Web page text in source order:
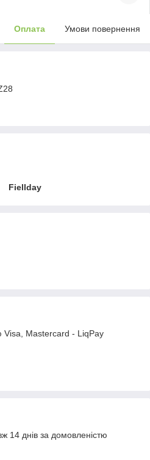
Оплата Умови повернення
Fiellday
Visa, Mastercard - LiqPay
14 днів за домовленістю